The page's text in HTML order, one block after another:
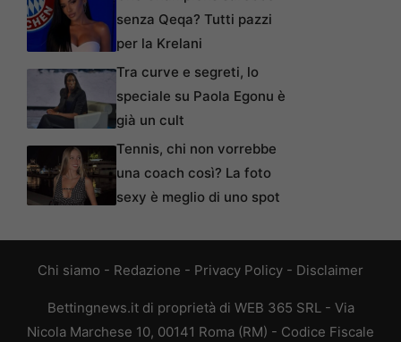
senza Qeqa? Tutti pazzi
per la Krelani
Tra curve e segreti, lo
speciale su Paola Egonu è
già un cult
Tennis, chi non vorrebbe
una coach così? La foto
sexy è meglio di uno spot
Chi siamo - Redazione - Privacy Policy - Disclaimer
Bettingnews.it di proprietà di WEB 365 SRL - Via
Nicola Marchese 10, 00141 Roma (RM) - Codice Fiscale